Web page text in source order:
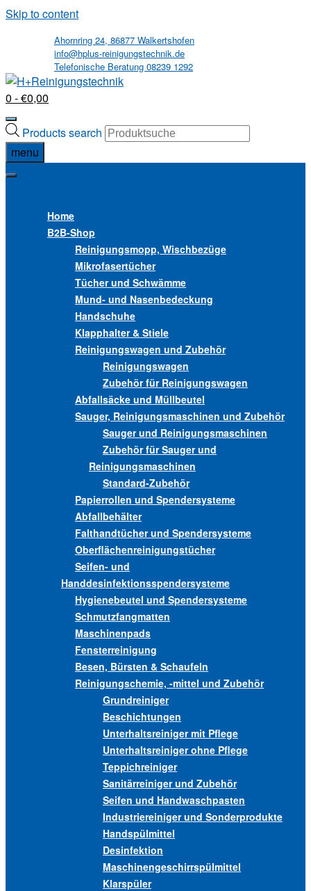
Skip to content
Ahornring 24, 86877 Walkertshofen
info@hplus-reinigungstechnik.de
Telefonische Beratung 08239 1292
0 - €0,00
Products search
menu
Home
B2B-Shop
Reinigungsmopp, Wischbezüge
Mikrofasertücher
Tücher und Schwämme
Mund- und Nasenbedeckung
Handschuhe
Klapphalter & Stiele
Reinigungswagen und Zubehör
Reinigungswagen
Zubehör für Reinigungswagen
Abfallsäcke und Müllbeutel
Sauger, Reinigungsmaschinen und Zubehör
Sauger und Reinigungsmaschinen
Zubehör für Sauger und
Reinigungsmaschinen
Standard-Zubehör
Papierrollen und Spendersysteme
Abfallbehälter
Falthandtücher und Spendersysteme
Oberflächenreinigungstücher
Seifen- und
Handdesinfektionsspendersysteme
Hygienebeutel und Spendersysteme
Schmutzfangmatten
Maschinenpads
Fensterreinigung
Besen, Bürsten & Schaufeln
Reinigungschemie, -mittel und Zubehör
Grundreiniger
Beschichtungen
Unterhaltsreiniger mit Pflege
Unterhaltsreiniger ohne Pflege
Teppichreiniger
Sanitärreiniger und Zubehör
Seifen und Handwaschpasten
Industriereiniger und Sonderprodukte
Handspülmittel
Desinfektion
Maschinengeschirrspülmittel
Klarspüler